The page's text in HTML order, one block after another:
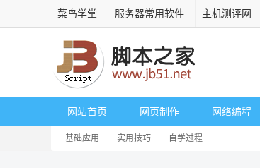
菜鸟学堂 服务器常用软件 主机测评网
网站首页 网页制作 网络编程
基础应用 实用技巧 自学过程